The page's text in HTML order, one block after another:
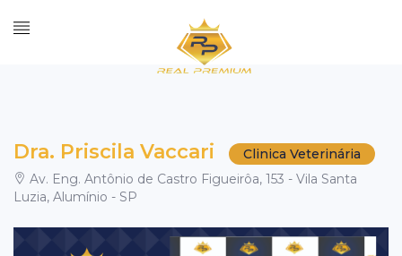
Dra. Priscila Vaccari
Clinica Veterinária
Av. Eng. Antônio de Castro Figueirôa, 153 - Vila Santa
Luzia, Alumínio - SP